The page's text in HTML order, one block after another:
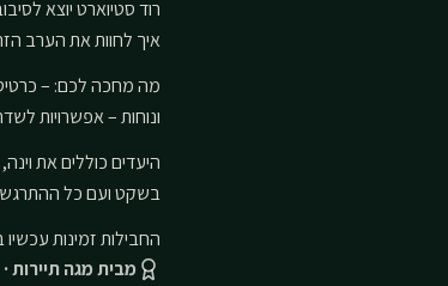
מבית מגה תיירות · 30 שנות ניסיון
איך לחוות את הערב
מה מחכה לכם: –
ונוחות – אפשרויות
היעדים כוללים את
בשקט ועם כל
החבילות זמינות